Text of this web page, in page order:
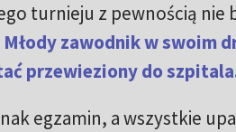
turnieju z pewnością nie
Młody zawodnik w swoim
przewieziony do
egzamin, a wszystkie